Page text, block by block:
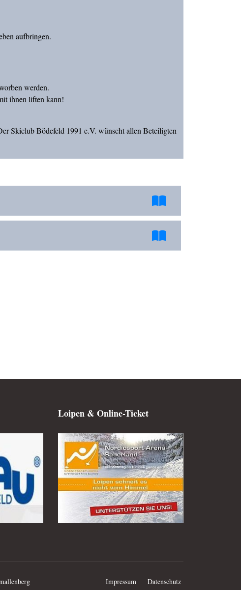
aufbringen.
werden.
ihnen liften kann!
Skiclub Bödefeld 1991 e.V. wünscht allen Beteiligten
Loipen & Online-Ticket
Impressum Datenschutz